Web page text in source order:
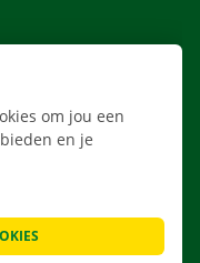
om jou een
en je